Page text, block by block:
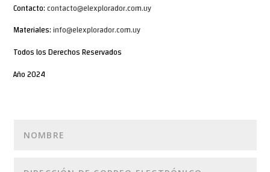
Contacto:contacto@elexplorador.com.uy
Materiales:info@elexplorador.com.uy
Todos los Derechos Reservados
Año 2024